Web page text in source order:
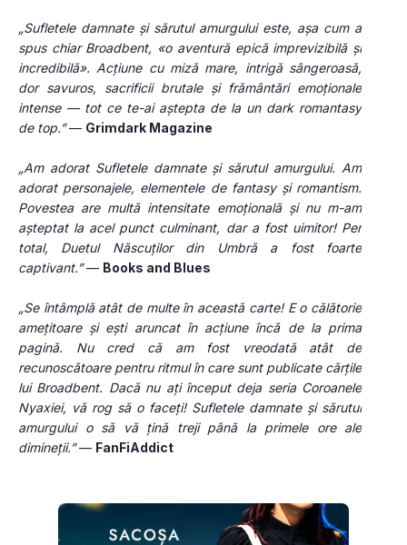
„Sufletele damnate și sărutul amurgului este, așa cum a
spus chiar Broadbent, «o aventură epică imprevizibilă și
incredibilă». Acțiune cu miză mare, intrigă sângeroasă,
dor savuros, sacrificii brutale și frământări emoționale
intense — tot ce te-ai aștepta de la un dark romantasy
de top.” — Grimdark Magazine
„Am adorat Sufletele damnate și sărutul amurgului. Am
adorat personajele, elementele de fantasy și romantism.
Povestea are multă intensitate emoțională și nu m-am
așteptat la acel punct culminant, dar a fost uimitor! Per
total, Duetul Născuților din Umbră a fost foarte
captivant.” — Books and Blues
„Se întâmplă atât de multe în această carte! E o călătorie
amețitoare și ești aruncat în acțiune încă de la prima
pagină. Nu cred că am fost vreodată atât de
recunoscătoare pentru ritmul în care sunt publicate cărțile
lui Broadbent. Dacă nu ați început deja seria Coroanele
Nyaxiei, vă rog să o faceți! Sufletele damnate și sărutul
amurgului o să vă țină treji până la primele ore ale
dimineții.” — FanFiAddict